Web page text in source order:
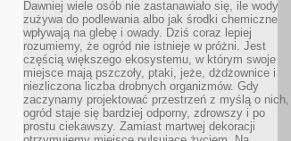
Dawniej wiele osób nie zastanawiało się, ile wody
zużywa do podlewania albo jak środki chemiczne
wpływają na glebę i owady. Dziś coraz lepiej
rozumiemy, że ogród nie istnieje w próżni. Jest
częścią większego ekosystemu, w którym swoje
miejsce mają pszczoły, ptaki, jeże, dżdżownice i
niezliczona liczba drobnych organizmów. Gdy
zaczynamy projektować przestrzeń z myślą o nich,
ogród staje się bardziej odporny, zdrowszy i po
prostu ciekawszy. Zamiast martwej dekoracji